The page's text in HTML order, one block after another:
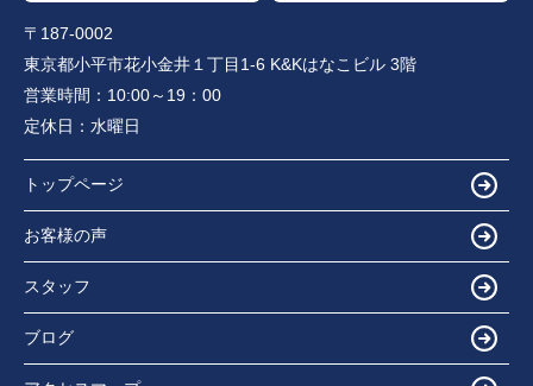
〒187-0002
東京都小平市花小金井１丁目1-6 K&Kはなこビル 3階
営業時間： 10:00～19：00
定休日： 水曜日
トップページ
お客様の声
スタッフ
ブログ